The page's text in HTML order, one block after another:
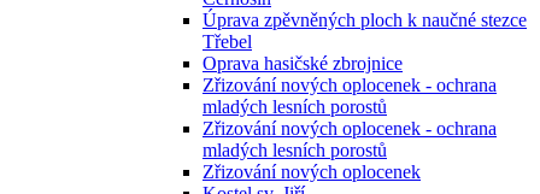
Úprava zpěvněných ploch k naučné stezce
Třebel
Oprava hasičské zbrojnice
Zřizování nových oplocenek - ochrana
mladých lesních porostů
Zřizování nových oplocenek - ochrana
mladých lesních porostů
Zřizování nových oplocenek